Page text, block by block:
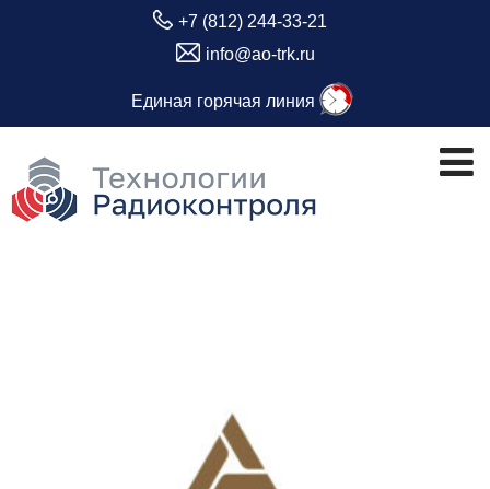
+7 (812) 244-33-21
info@ao-trk.ru
Единая горячая линия